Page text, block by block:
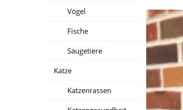
Vögel
Fische
Säugetiere
Katze
Katzenrassen